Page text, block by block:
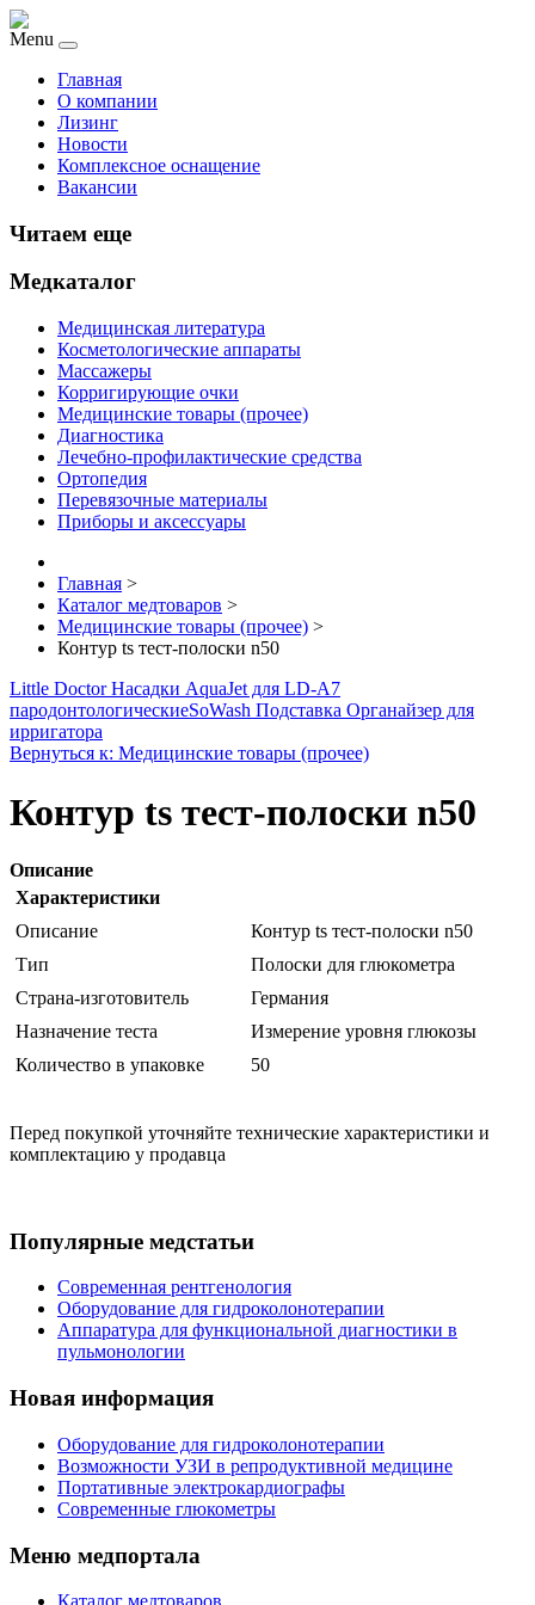
Menu
Главная
О компании
Лизинг
Новости
Комплексное оснащение
Вакансии
Читаем еще
Медкаталог
Медицинская литература
Косметологические аппараты
Массажеры
Корригирующие очки
Медицинские товары (прочее)
Диагностика
Лечебно-профилактические средства
Ортопедия
Перевязочные материалы
Приборы и аксессуары
Главная >
Каталог медтоваров >
Медицинские товары (прочее) >
Контур ts тест-полоски n50
Little Doctor Насадки AquaJet для LD-A7
пародонтологическиеSoWash Подставка Органайзер для
ирригатора
Вернуться к: Медицинские товары (прочее)
Контур ts тест-полоски n50
Описание
Характеристики
Описание
Контур ts тест-полоски n50
Тип
Полоски для глюкометра
Страна-изготовитель
Германия
Назначение теста
Измерение уровня глюкозы
Количество в упаковке
50
Перед покупкой уточняйте технические характеристики и
комплектацию у продавца
Популярные медстатьи
Современная рентгенология
Оборудование для гидроколонотерапии
Аппаратура для функциональной диагностики в
пульмонологии
Новая информация
Оборудование для гидроколонотерапии
Возможности УЗИ в репродуктивной медицине
Портативные электрокардиографы
Современные глюкометры
Меню медпортала